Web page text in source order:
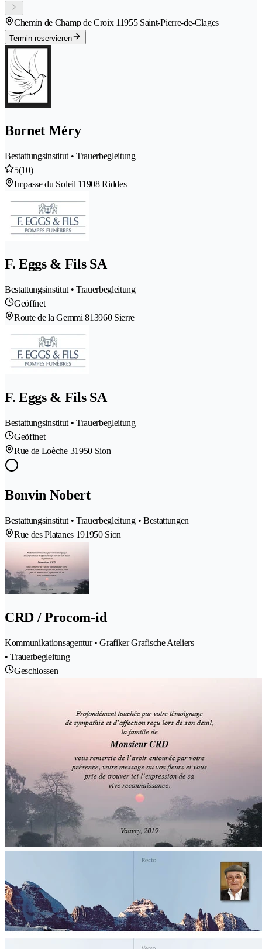
Chemin de Champ de Croix 11955 Saint-Pierre-de-Clages
Termin reservieren
Bornet Méry
Bestattungsinstitut • Trauerbegleitung
5(10)
Impasse du Soleil 11908 Riddes
F. Eggs & Fils SA
Bestattungsinstitut • Trauerbegleitung
Geöffnet
Route de la Gemmi 813960 Sierre
F. Eggs & Fils SA
Bestattungsinstitut • Trauerbegleitung
Geöffnet
Rue de Loèche 31950 Sion
Bonvin Nobert
Bestattungsinstitut • Trauerbegleitung • Bestattungen
Rue des Platanes 191950 Sion
CRD / Procom-id
Kommunikationsagentur • Grafiker Grafische Ateliers
• Trauerbegleitung
Geschlossen